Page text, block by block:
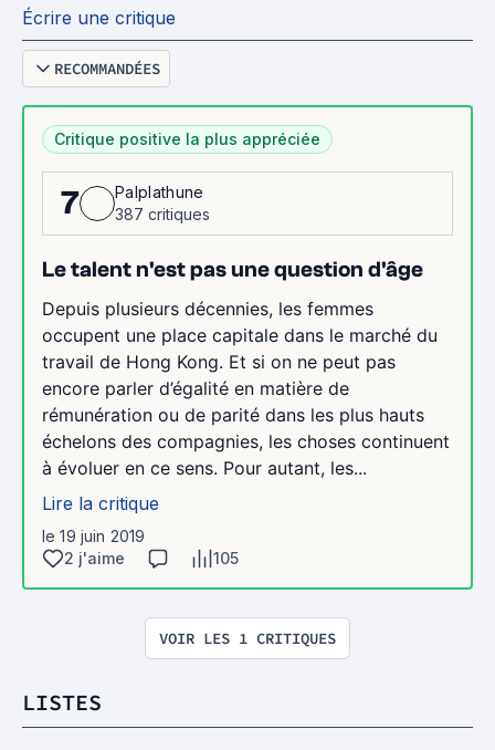
Écrire une critique
RECOMMANDÉES
Critique positive la plus appréciée
7
Palplathune
387 critiques
Le talent n'est pas une question d'âge
Depuis plusieurs décennies, les femmes
occupent une place capitale dans le marché du
travail de Hong Kong. Et si on ne peut pas
encore parler d’égalité en matière de
rémunération ou de parité dans les plus hauts
échelons des compagnies, les choses continuent
à évoluer en ce sens. Pour autant, les...
Lire la critique
le 19 juin 2019
2 j'aime
105
VOIR LES 1 CRITIQUES
LISTES